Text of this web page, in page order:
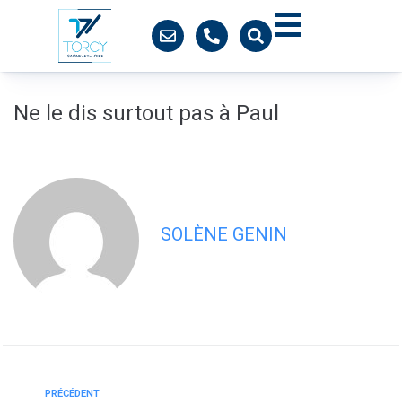
Ne le dis surtout pas à Paul
SOLÈNE GENIN
PRÉCÉDENT